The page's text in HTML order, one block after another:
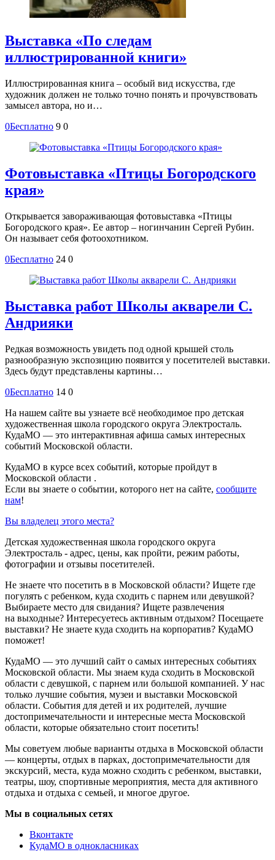
Выставка «По следам
иллюстрированной книги»
Иллюстрированная книга – особый вид искусства, где
художник должен не только точно понять и прочувствовать
замысел автора, но и…
0Бесплатно 9 0
Фотовыставка «Птицы Богородского
края»
Открывается завораживающая фотовыставка «Птицы
Богородского края». Ее автор – ногинчанин Сергей Рубин.
Он называет себя фотоохотником.
0Бесплатно 24 0
Выставка работ Школы акварели С.
Андрияки
Редкая возможность увидеть под одной крышей столь
разнообразную экспозицию появится у посетителей выставки.
Здесь будут представлены картины…
0Бесплатно 14 0
На нашем сайте вы узнаете всё необходимое про детская
художественная школа городского округа Электросталь.
КудаМО — это интерактивная афиша самых интересных
событий Московской области.
КудаМО в курсе всех событий, которые пройдут в
Московской области .
Если вы знаете о событии, которого нет на сайте, сообщите
нам!
Вы владелец этого места?
Детская художественная школа городского округа
Электросталь - адрес, цены, как пройти, режим работы,
фотографии и отзывы посетителей.
Не знаете что посетить в в Московской области? Ищете где
погулять с ребенком, куда сходить с парнем или девушкой?
Выбираете место для свидания? Ищете развлечения
на выходные? Интересуетесь активным отдыхом? Посещаете
выставки? Не знаете куда сходить на корпоратив? КудаМО
поможет!
КудаМО — это лучший сайт о самых интересных событиях
Московской области. Мы знаем куда сходить в Московской
области с девушкой, с парнем или большой компанией. У нас
только лучшие события, музеи и выставки Московской
области. События для детей и их родителей, лучшие
достопримечательности и интересные места Московской
области, которые обязательно стоит посетить!
Мы советуем любые варианты отдыха в Московской области
— концерты, отдых в парках, достопримечательности для
экскурсий, места, куда можно сходить с ребенком, выставки,
театры, шоу, спортивные мероприятия, места для активного
отдыха и отдыха с семьей, и многое другое.
Мы в социальных сетях
Вконтакте
КудаМО в однокласниках